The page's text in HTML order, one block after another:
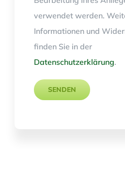
verwendet werden.
Informationen und
finden Sie in der
Datenschutzerklärung.